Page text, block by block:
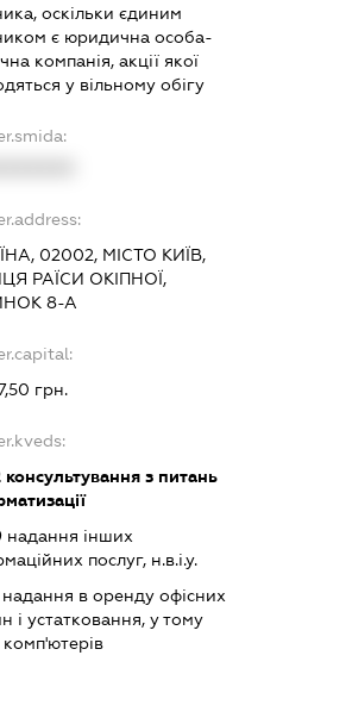
оскільки єдиним
є юридична особа-
компанія, акції якої
у вільному обігу
02002, МІСТО КИЇВ,
РАЇСИ ОКІПНОЇ,
8-А
грн.
консультування з питань
надання інших
послуг, н.в.і.у.
в оренду офісних
і устатковання, у тому
комп'ютерів